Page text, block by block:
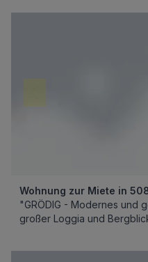
Wohnung zur Miete in
"GRÖDIG - Modernes und
großer Loggia und